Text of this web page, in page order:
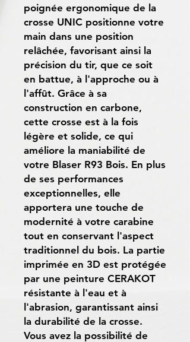
poignée ergonomique de la
crosse UNIC positionne votre
main dans une position
relâchée, favorisant ainsi la
précision du tir, que ce soit
en battue, à l'approche ou à
l'affût. Grâce à sa
construction en carbone,
cette crosse est à la fois
légère et solide, ce qui
améliore la maniabilité de
votre Blaser R93 Bois. En plus
de ses performances
exceptionnelles, elle
apportera une touche de
modernité à votre carabine
tout en conservant l'aspect
traditionnel du bois. La partie
imprimée en 3D est protégée
par une peinture CERAKOT
résistante à l'eau et à
l'abrasion, garantissant ainsi
la durabilité de la crosse.
Vous avez la possibilité de